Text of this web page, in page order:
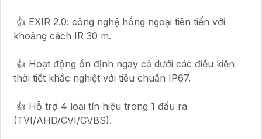
👍 EXIR 2.0: công nghệ hồng ngoại tiên tiến với
khoảng cách IR 30 m.
👍 Hoạt động ổn định ngay cả dưới các điều kiện
thời tiết khắc nghiệt với tiêu chuẩn IP67.
👍 Hỗ trợ 4 loại tín hiệu trong 1 đầu ra
(TVI/AHD/CVI/CVBS).